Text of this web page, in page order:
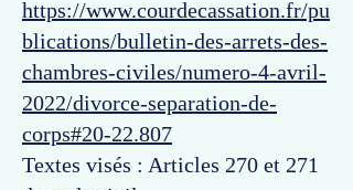
https://www.courdecassation.fr/pu
blications/bulletin-des-arrets-des-
chambres-civiles/numero-4-avril-
2022/divorce-separation-de-
corps#20-22.807
Textes visés : Articles 270 et 271